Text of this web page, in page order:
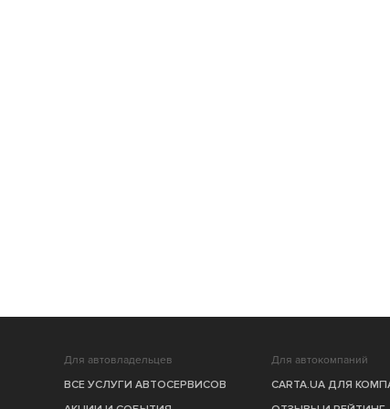
Для автовладельцев
ВСЕ УСЛУГИ АВТОСЕРВИСОВ
Для автокомпаний
CARTA.UA ДЛЯ